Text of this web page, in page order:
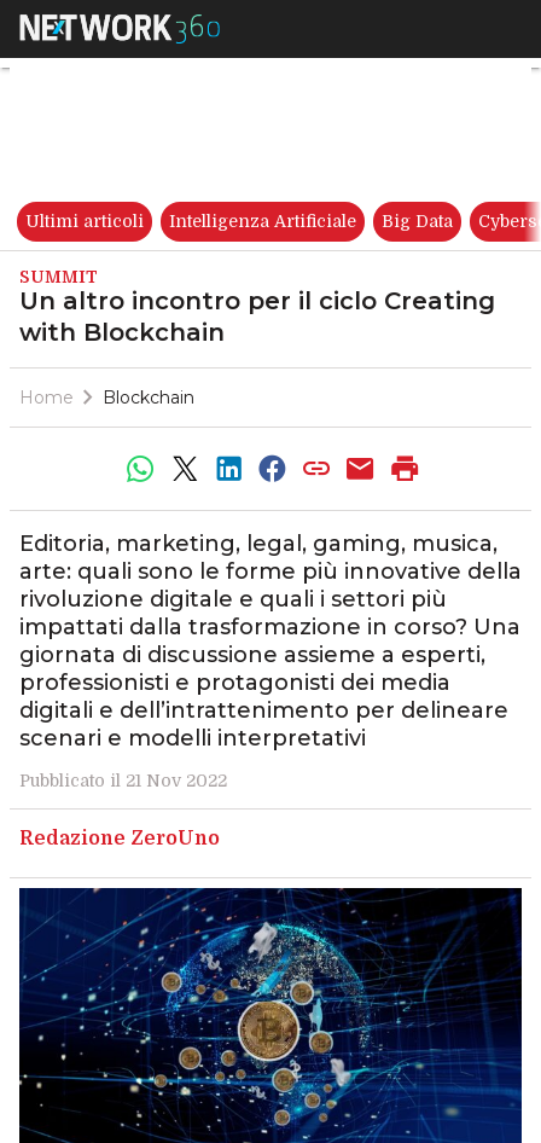
Un altro incontro per il ciclo
Ultimi articoli Intelligenza Artificiale Big Data
SUMMIT
Un altro incontro per il ciclo Creating
with Blockchain
Home Blockchain
Editoria, marketing, legal, gaming, musica,
arte: quali sono le forme più innovative della
rivoluzione digitale e quali i settori più
impattati dalla trasformazione in corso? Una
giornata di discussione assieme a esperti,
professionisti e protagonisti dei media
digitali e dell’intrattenimento per delineare
scenari e modelli interpretativi
Pubblicato il 21 Nov 2022
Redazione ZeroUno